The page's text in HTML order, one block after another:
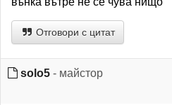
Отговори с цитат
solo5 - майстор